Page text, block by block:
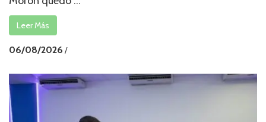
Leer Más
06/08/2026 /